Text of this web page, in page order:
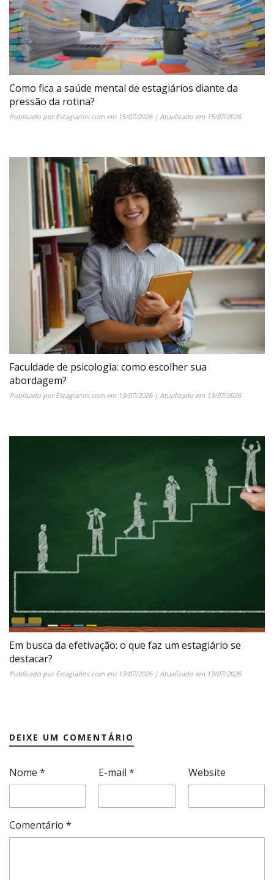
Como fica a saúde mental de estagiários diante da
pressão da rotina?
Publicado porEstagiarios.comem 15/07/2026| Atualizado em 15/07/2026
Faculdade de psicologia: como escolher sua
abordagem?
Publicado porEstagiarios.comem 13/07/2026| Atualizado em 13/07/2026
Em busca da efetivação: o que faz um estagiário se
destacar?
Publicado porEstagiarios.comem 13/07/2026| Atualizado em 13/07/2026
DEIXE UM COMENTÁRIO
Nome * E-mail* Website
Comentário *